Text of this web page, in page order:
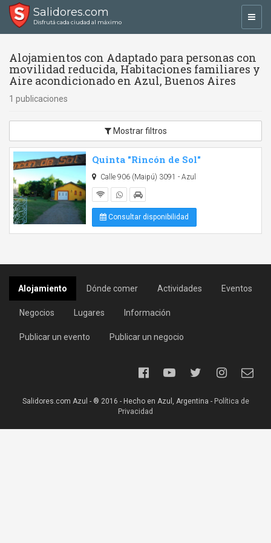
Salidores.com
Disfrutá cada ciudad al máximo
Alojamientos con Adaptado para personas con
movilidad reducida, Habitaciones familiares y
Aire acondicionado en Azul, Buenos Aires
1 publicaciones
Mostrar filtros
Quinta "Rincón de Sol"
Calle 906 (Maipú) 3091 - Azul
Consultar disponibilidad
Alojamiento Dónde comer Actividades Eventos
Negocios Lugares Información
Publicar un evento Publicar un negocio
Salidores.com Azul - ® 2016 - Hecho en Azul, Argentina - Política de
Privacidad